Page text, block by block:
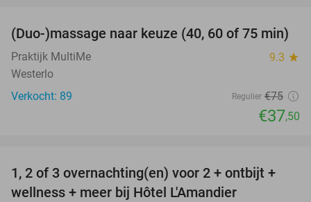
50%
(Duo-)massage naar keuze (40, 60 of 75 min)
Praktijk MultiMe 9.3 star
Westerlo
Verkocht: 89
Regulier €75
€37,50
32%
TODAY
1, 2 of 3 overnachting(en) voor 2 + ontbijt +
wellness + meer bij Hôtel L'Amandier